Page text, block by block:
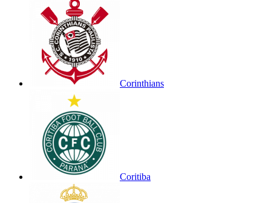
Corinthians
Coritiba